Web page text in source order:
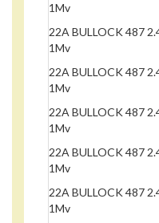
1Mv
22A BULLOCK 487
1Mv
22A BULLOCK 487
1Mv
22A BULLOCK 487
1Mv
22A BULLOCK 487
1Mv
22A BULLOCK 487
1Mv